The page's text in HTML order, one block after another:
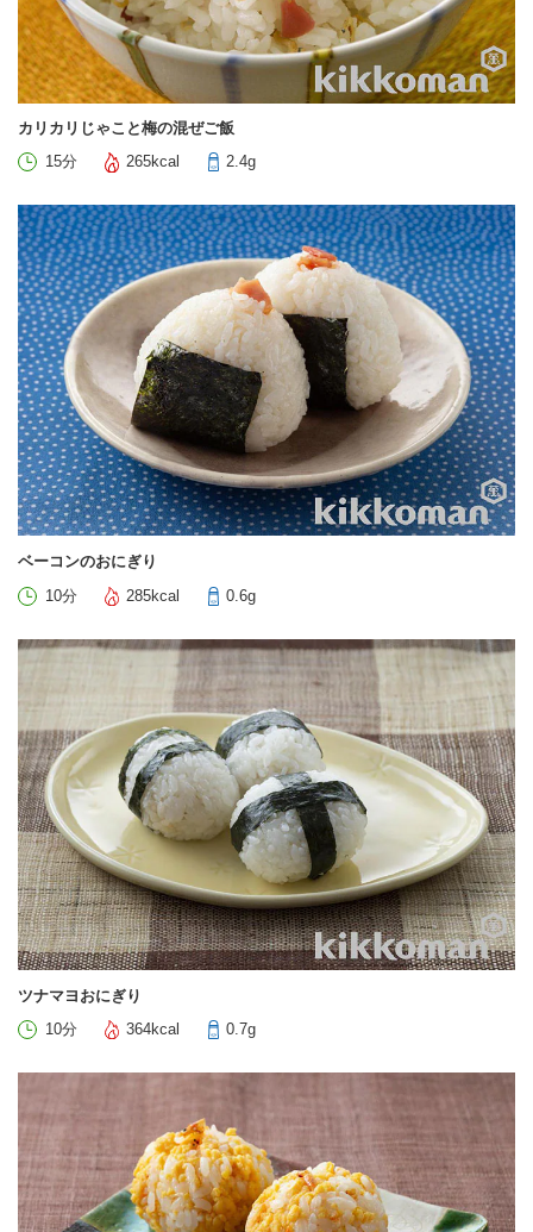
カリカリじゃこと梅の混ぜご飯
15分
265kcal 2.4g
ベーコンのおにぎり
10分
285kcal 0.6g
ツナマヨおにぎり
10分
364kcal 0.7g